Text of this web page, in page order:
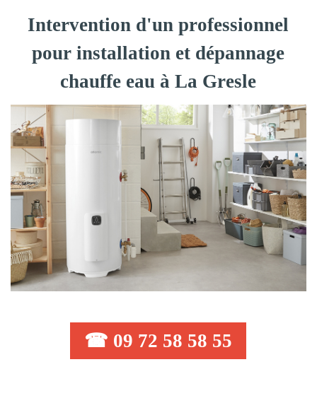
Intervention d'un professionnel
pour installation et dépannage
chauffe eau à La Gresle
☎ 09 72 58 58 55